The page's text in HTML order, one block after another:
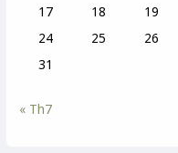
17
18 19
24
25 26
31
« Th7